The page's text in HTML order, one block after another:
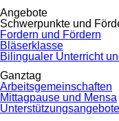
Angebote
Schwerpunkte und
Fordern und Fördern
Bläserklasse
Bilingualer Unterricht
Ganztag
Arbeitsgemeinschaften
Mittagpause und Mensa
Unterstützungsangebote